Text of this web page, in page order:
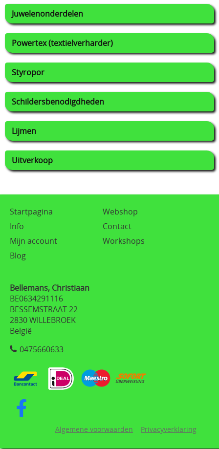
Juwelenonderdelen
Powertex (textielverharder)
Styropor
Schildersbenodigdheden
Lijmen
Uitverkoop
Startpagina
Webshop
Info
Contact
Mijn account
Workshops
Blog
Bellemans, Christiaan
BE0634291116
BESSEMSTRAAT 22
2830 WILLEBROEK
België
0475660633
Algemene voorwaarden Privacyverklaring